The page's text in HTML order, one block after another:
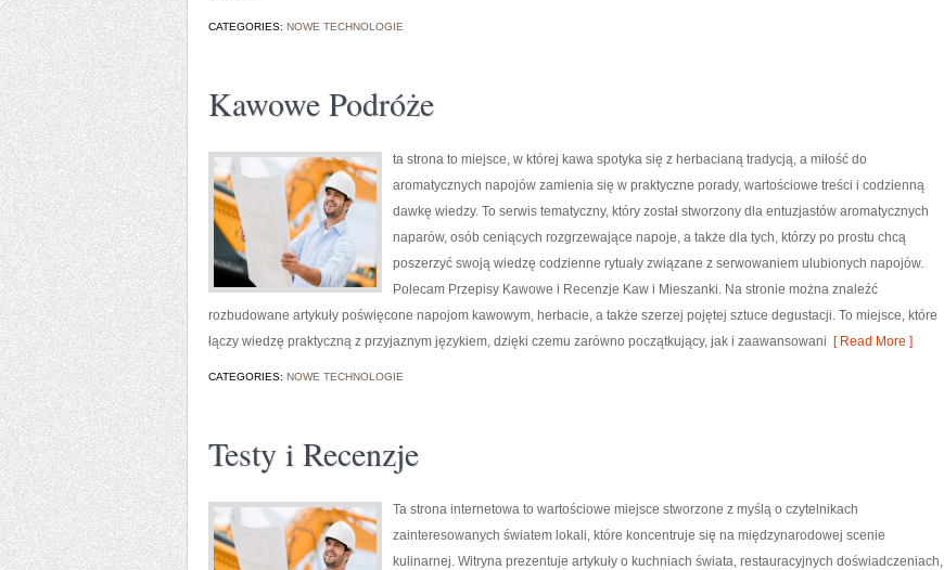
CATEGORIES: NOWE TECHNOLOGIE
Kawowe Podróże
ta strona to miejsce, w której kawa spotyka się z herbacianą tradycją, a miłość do
aromatycznych napojów zamienia się w praktyczne porady, wartościowe treści i codzienną
dawkę wiedzy. To serwis tematyczny, który został stworzony dla entuzjastów aromatycznych
naparów, osób ceniących rozgrzewające napoje, a także dla tych, którzy po prostu chcą
poszerzyć swoją wiedzę codzienne rytuały związane z serwowaniem ulubionych napojów.
Polecam Przepisy Kawowe i Recenzje Kaw i Mieszanki. Na stronie można znaleźć
rozbudowane artykuły poświęcone napojom kawowym, herbacie, a także szerzej pojętej sztuce degustacji. To miejsce, które
łączy wiedzę praktyczną z przyjaznym językiem, dzięki czemu zarówno początkujący, jak i zaawansowani [ Read More ]
CATEGORIES: NOWE TECHNOLOGIE
Testy i Recenzje
Ta strona internetowa to wartościowe miejsce stworzone z myślą o czytelnikach
zainteresowanych światem lokali, które koncentruje się na międzynarodowej scenie
kulinarnej. Witryna prezentuje artykuły o kuchniach świata, restauracyjnych doświadczeniach,